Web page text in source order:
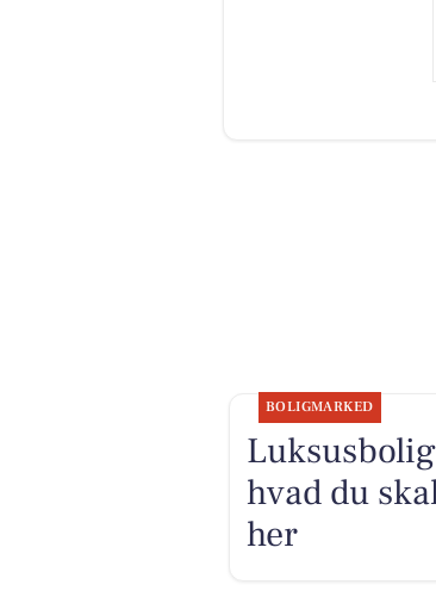
BOLIGMARKED
hvad du
her